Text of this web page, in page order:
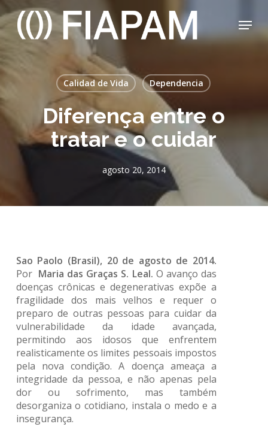
to
main
Menu
Calidad de Vida Dependencia
Diferença entre o
tratar e o cuidar
agosto 20, 2014
Sao Paolo (Brasil), 20 de agosto de 2014.
Por Maria das Graças S. Leal. O avanço das
doenças crônicas e degenerativas expõe a
fragilidade dos mais velhos e requer o
preparo de outras pessoas para cuidar da
vulnerabilidade da idade avançada,
permitindo aos idosos que enfrentem
realisticamente os limites pessoais impostos
pela nova condição. A doença ameaça a
integridade da pessoa, e não apenas pela
dor ou sofrimento, mas também
desorganiza o cotidiano, instala o medo e a
insegurança.
Close